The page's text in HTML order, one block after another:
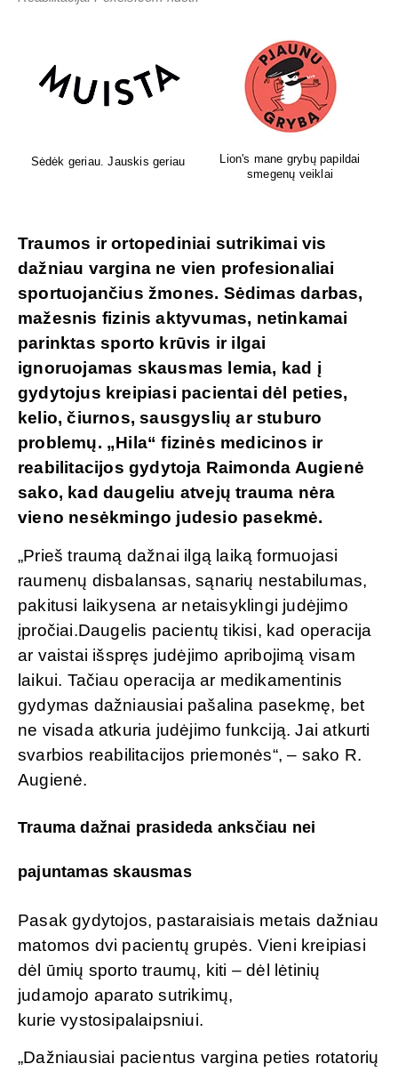
Sėdėk geriau. Jauskis geriau
Lion's mane grybų papildai
smegenų veiklai
Traumos ir ortopediniai sutrikimai vis
dažniau vargina ne vien profesionaliai
sportuojančius žmones. Sėdimas darbas,
mažesnis fizinis aktyvumas, netinkamai
parinktas sporto krūvis ir ilgai
ignoruojamas skausmas lemia, kad į
gydytojus kreipiasi pacientai dėl peties,
kelio, čiurnos, sausgyslių ar stuburo
problemų. „Hila“ fizinės medicinos ir
reabilitacijos gydytoja Raimonda Augienė
sako, kad daugeliu atvejų trauma nėra
vieno nesėkmingo judesio pasekmė.
„Prieš traumą dažnai ilgą laiką formuojasi
raumenų disbalansas, sąnarių nestabilumas,
pakitusi laikysena ar netaisyklingi judėjimo
įpročiai.Daugelis pacientų tikisi, kad operacija
ar vaistai išspręs judėjimo apribojimą visam
laikui. Tačiau operacija ar medikamentinis
gydymas dažniausiai pašalina pasekmę, bet
ne visada atkuria judėjimo funkciją. Jai atkurti
svarbios reabilitacijos priemonės“, – sako R.
Augienė.
Trauma dažnai prasideda anksčiau nei
pajuntamas skausmas
Pasak gydytojos, pastaraisiais metais dažniau
matomos dvi pacientų grupės. Vieni kreipiasi
dėl ūmių sporto traumų, kiti – dėl lėtinių
judamojo aparato sutrikimų,
kurie vystosipalaipsniui.
„Dažniausiai pacientus vargina peties rotatorių